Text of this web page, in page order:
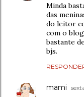
Minda
das
do leitor
com o
bastante
bjs.
mami